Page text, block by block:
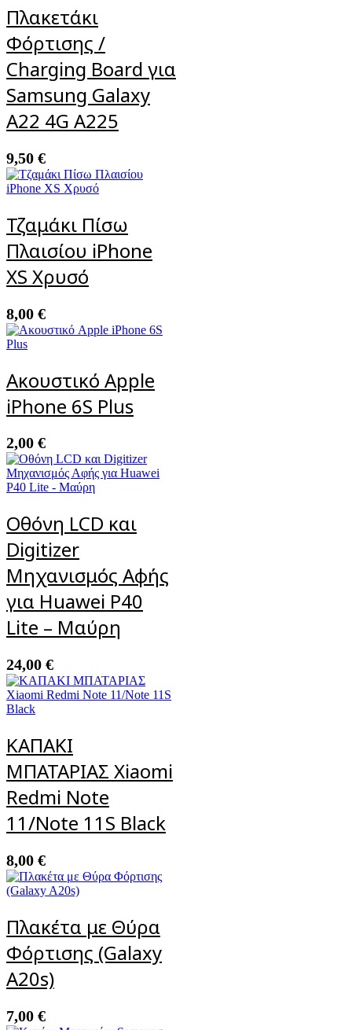
ποσότητα
Πλακετάκι
Φόρτισης /
Charging Board για
Samsung Galaxy
A22 4G A225
9,50 €
Τζαμάκι Πίσω
Πλαισίου iPhone
XS Χρυσό
8,00 €
Ακουστικό Apple
iPhone 6S Plus
2,00 €
Οθόνη LCD και
Digitizer
Μηχανισμός Αφής
για Huawei P40
Lite – Μαύρη
24,00 €
ΚΑΠΑΚΙ
ΜΠΑΤΑΡΙΑΣ Xiaomi
Redmi Note
11/Note 11S Black
8,00 €
Πλακέτα με Θύρα
Φόρτισης (Galaxy
A20s)
7,00 €